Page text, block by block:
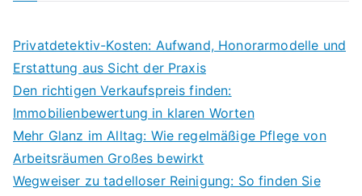
Privatdetektiv-Kosten: Aufwand, Honorarmodelle und
Erstattung aus Sicht der Praxis
Den richtigen Verkaufspreis finden:
Immobilienbewertung in klaren Worten
Mehr Glanz im Alltag: Wie regelmäßige Pflege von
Arbeitsräumen Großes bewirkt
Wegweiser zu tadelloser Reinigung: So finden Sie